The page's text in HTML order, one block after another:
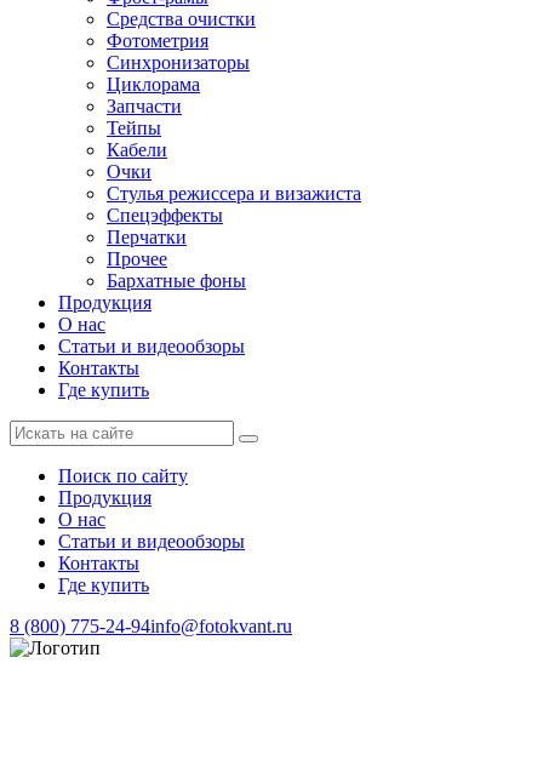
Средства очистки
Фотометрия
Синхронизаторы
Циклорама
Запчасти
Тейпы
Кабели
Очки
Стулья режиссера и визажиста
Спецэффекты
Перчатки
Прочее
Бархатные фоны
Продукция
О нас
Статьи и видеообзоры
Контакты
Где купить
Поиск по сайту
Продукция
О нас
Статьи и видеообзоры
Контакты
Где купить
8 (800) 775-24-94info@fotokvant.ru